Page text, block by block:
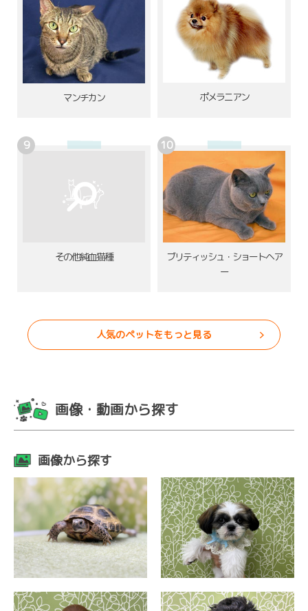
マンチカン ポメラニアン
その他純血猫種
ブリティッシュ・ショートヘア
ー
人気のペットをもっと見る
画像・動画から探す
画像から探す